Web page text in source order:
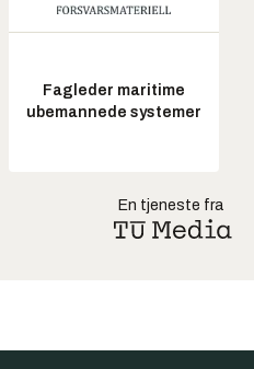
Fagleder maritime
ubemannede systemer
En tjeneste fra